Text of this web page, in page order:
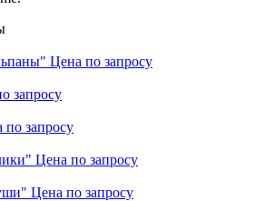
Цена по запросу
запросу
по запросу
Цена по запросу
Цена по запросу